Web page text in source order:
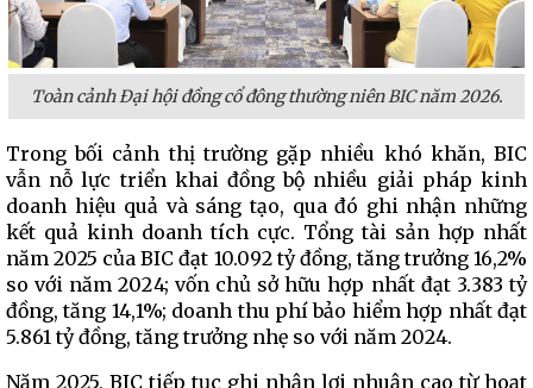
Toàn cảnh Đại hội đồng cổ đông thường niên BIC năm 2026.
Trong bối cảnh thị trường gặp nhiều khó khăn, BIC
vẫn nỗ lực triển khai đồng bộ nhiều giải pháp kinh
doanh hiệu quả và sáng tạo, qua đó ghi nhận những
kết quả kinh doanh tích cực. Tổng tài sản hợp nhất
năm 2025 của BIC đạt 10.092 tỷ đồng, tăng trưởng 16,2%
so với năm 2024; vốn chủ sở hữu hợp nhất đạt 3.383 tỷ
đồng, tăng 14,1%; doanh thu phí bảo hiểm hợp nhất đạt
5.861 tỷ đồng, tăng trưởng nhẹ so với năm 2024.
Năm 2025, BIC tiếp tục ghi nhận lợi nhuận cao từ hoạt